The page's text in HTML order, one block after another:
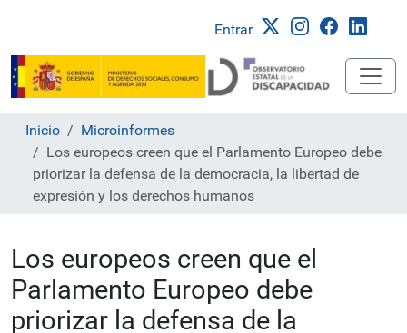
Entrar
Inicio
Microinformes
Los europeos creen que el Parlamento Europeo debe
priorizar la defensa de la democracia, la libertad de
expresión y los derechos humanos
Los europeos creen que el
Parlamento Europeo debe
priorizar la defensa de la